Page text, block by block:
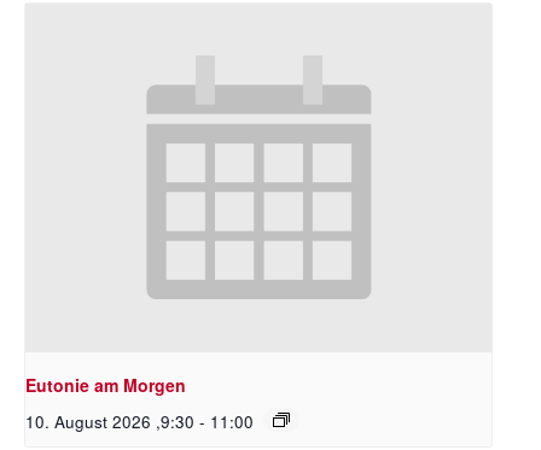
Eutonie am Morgen
10. August 2026 ,9:30 - 11:00